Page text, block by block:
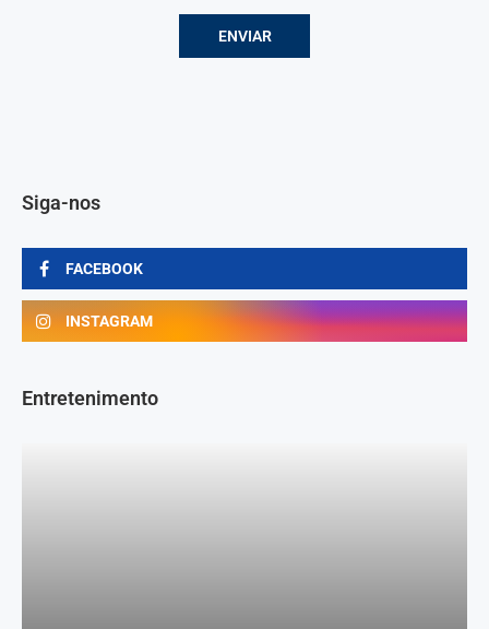
Siga-nos
FACEBOOK
INSTAGRAM
Entretenimento